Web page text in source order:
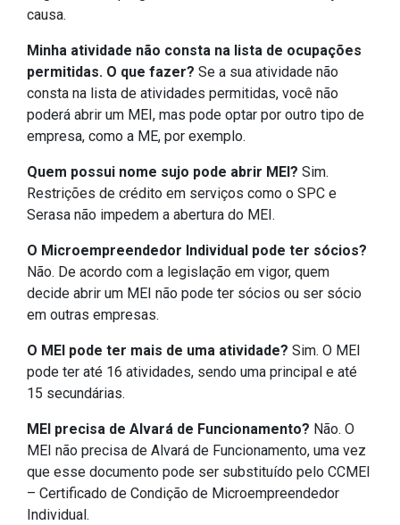
causa.
Minha atividade não consta na lista de ocupações
permitidas. O que fazer? Se a sua atividade não
consta na lista de atividades permitidas, você não
poderá abrir um MEI, mas pode optar por outro tipo de
empresa, como a ME, por exemplo.
Quem possui nome sujo pode abrir MEI? Sim.
Restrições de crédito em serviços como o SPC e
Serasa não impedem a abertura do MEI.
O Microempreendedor Individual pode ter sócios?
Não. De acordo com a legislação em vigor, quem
decide abrir um MEI não pode ter sócios ou ser sócio
em outras empresas.
O MEI pode ter mais de uma atividade? Sim. O MEI
pode ter até 16 atividades, sendo uma principal e até
15 secundárias.
MEI precisa de Alvará de Funcionamento? Não. O
MEI não precisa de Alvará de Funcionamento, uma vez
que esse documento pode ser substituído pelo CCMEI
– Certificado de Condição de Microempreendedor
Individual.